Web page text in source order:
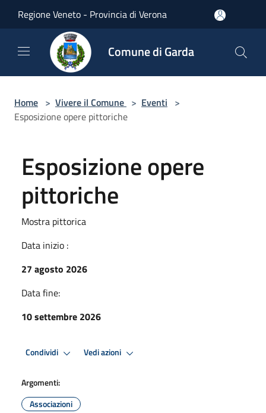
Regione Veneto - Provincia di Verona
Comune di Garda
Home > Vivere il Comune > Eventi >
Esposizione opere pittoriche
Esposizione opere
pittoriche
Mostra pittorica
Data inizio :
27 agosto 2026
Data fine:
10 settembre 2026
Condividi Vedi azioni
Argomenti:
Associazioni